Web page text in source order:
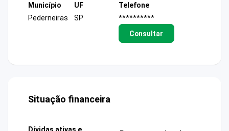
Município
Pederneiras
UF
SP
Telefone
**********
Consultar
Situação financeira